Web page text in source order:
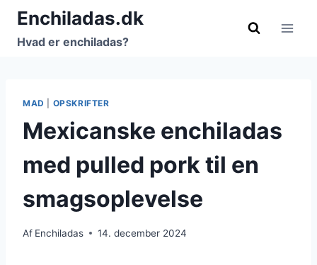
Fortsæt
indhold
Enchiladas.dk
Hvad er enchiladas?
MAD OPSKRIFTER
Mexicanske enchiladas
med pulled pork til en
smagsoplevelse
Af Enchiladas 14. december 2024